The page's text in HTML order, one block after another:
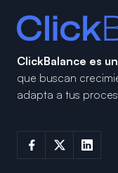
ClickBalance es un
que buscan
adapta a tus